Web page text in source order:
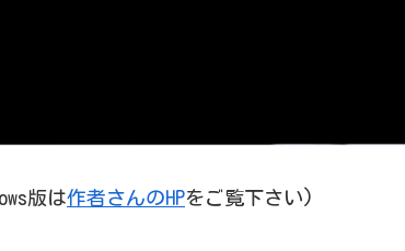
版は作者さんのHPをご覧下さい)